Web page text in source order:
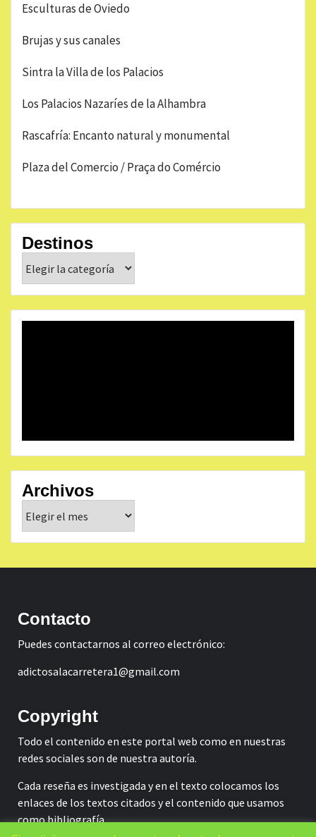
Esculturas de Oviedo
Brujas y sus canales
Sintra la Villa de los Palacios
Los Palacios Nazaríes de la Alhambra
Rascafría: Encanto natural y monumental
Plaza del Comercio / Praça do Comércio
Destinos
Archivos
Contacto
Puedes contactarnos al correo electrónico:
adictosalacarretera1@gmail.com
Copyright
Todo el contenido en este portal web como en nuestras
redes sociales son de nuestra autoría.
Cada reseña es investigada y en el texto colocamos los
enlaces de los textos citados y el contenido que usamos
como bibliografía.